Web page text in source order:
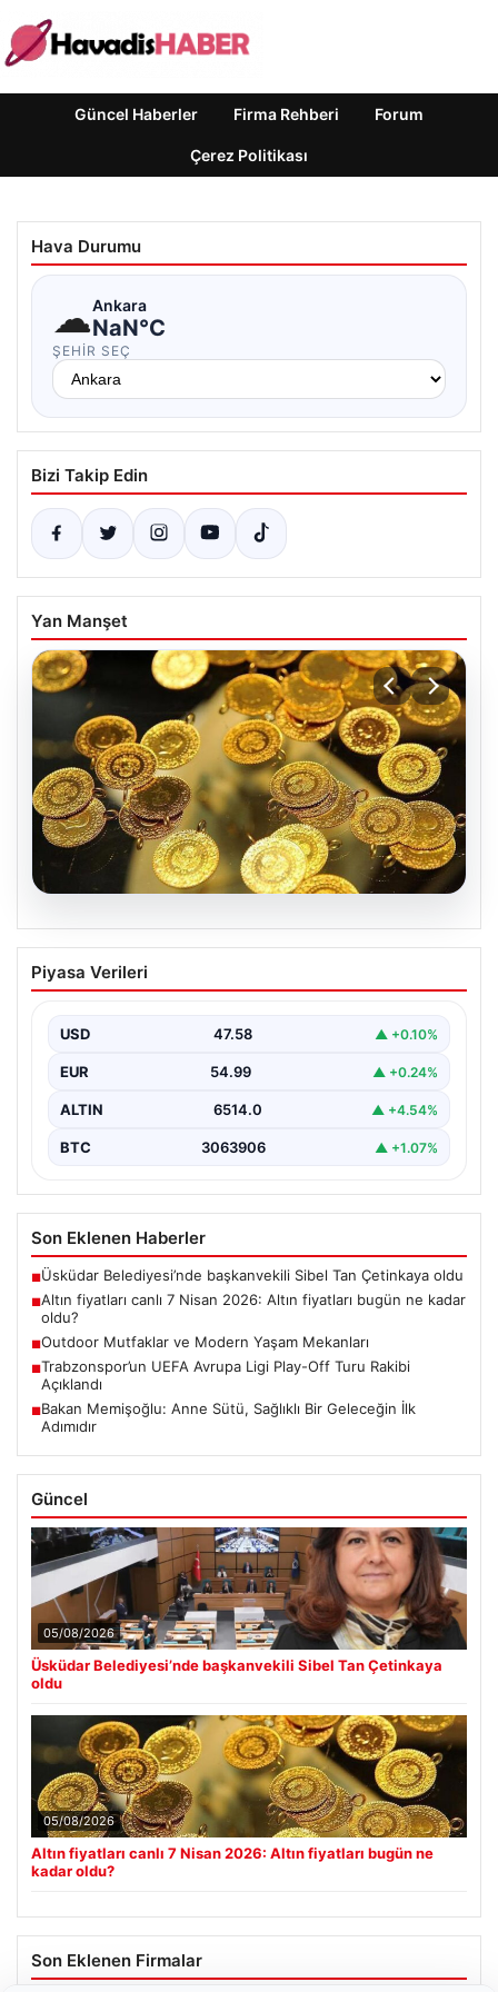
Güncel Haberler Firma Rehberi Forum
Çerez Politikası
Hava Durumu
☁Ankara
NaN°C
ŞEHIR SEÇ
Bizi Takip Edin
Yan Manşet
05.08.2026
Altın fiyatları canlı 7 Nisan 2026: Altın
fiyatları bugün ne kadar oldu?
Piyasa Verileri
USD 47.58 ▲ +0.10%
EUR 54.99 ▲ +0.24%
ALTIN 6514.0 ▲ +4.54%
BTC 3063906 ▲ +1.07%
Son Eklenen Haberler
■Üsküdar Belediyesi’nde başkanvekili Sibel Tan Çetinkaya oldu
■Altın fiyatları canlı 7 Nisan 2026: Altın fiyatları bugün ne kadar
oldu?
■Outdoor Mutfaklar ve Modern Yaşam Mekanları
■Trabzonspor’un UEFA Avrupa Ligi Play-Off Turu Rakibi
Açıklandı
■Bakan Memişoğlu: Anne Sütü, Sağlıklı Bir Geleceğin İlk
Adımıdır
Güncel
05/08/2026
Üsküdar Belediyesi’nde başkanvekili Sibel Tan Çetinkaya
oldu
05/08/2026
Altın fiyatları canlı 7 Nisan 2026: Altın fiyatları bugün ne
kadar oldu?
Son Eklenen Firmalar